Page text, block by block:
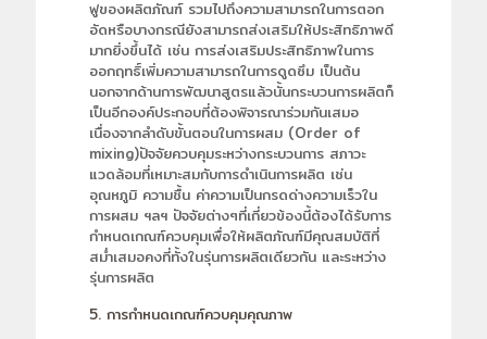
ฟูของผลิตภัณฑ์ รวมไปถึงความสามารถในการตอก
อัดหรือบางกรณียังสามารถส่งเสริมให้ประสิทธิภาพดี
มากยิ่งขึ้นได้ เช่น การส่งเสริมประสิทธิภาพในการ
ออกฤทธิ์เพิ่มความสามารถในการดูดซึม เป็นต้น
นอกจากด้านการพัฒนาสูตรแล้วนั้นกระบวนการผลิตก็
เป็นอีกองค์ประกอบที่ต้องพิจารณาร่วมกันเสมอ
เนื่องจากลำดับขั้นตอนในการผสม (Order of
mixing)ปัจจัยควบคุมระหว่างกระบวนการ สภาวะ
แวดล้อมที่เหมาะสมกับการดำเนินการผลิต เช่น
อุณหภูมิ ความชื้น ค่าความเป็นกรดด่างความเร็วใน
การผสม ฯลฯ ปัจจัยต่างๆที่เกี่ยวข้องนี้ต้องได้รับการ
กำหนดเกณฑ์ควบคุมเพื่อให้ผลิตภัณฑ์มีคุณสมบัติที่
สม่ำเสมอคงที่ทั้งในรุ่นการผลิตเดียวกัน และระหว่าง
รุ่นการผลิต
5. การกำหนดเกณฑ์ควบคุมคุณภาพ